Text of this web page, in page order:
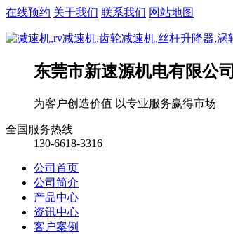
在线预约 关于我们 联系我们 网站地图
东莞市新速源机电有限公司
为客户创造价值 以专业服务赢得市场
全国服务热线
130-6618-3316
公司首页
公司简介
产品中心
资讯中心
客户案例